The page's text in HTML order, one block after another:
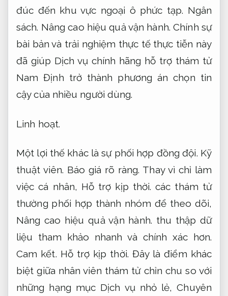
đúc đến khu vực ngoại ô phức tạp. Ngân
sách. Nâng cao hiệu quả vận hành. Chính sự
bài bản và trải nghiệm thực tế thực tiễn này
đã giúp Dịch vụ chính hãng hỗ trợ thám tử
Nam Định trở thành phương án chọn tin
cậy của nhiều người dùng.
Linh hoạt.
Một lợi thế khác là sự phối hợp đồng đội. Kỹ
thuật viên. Báo giá rõ ràng. Thay vì chỉ làm
việc cá nhân, Hỗ trợ kịp thời. các thám tử
thường phối hợp thành nhóm để theo dõi,
Nâng cao hiệu quả vận hành. thu thập dữ
liệu tham khảo nhanh và chính xác hơn.
Cam kết. Hỗ trợ kịp thời. Đây là điểm khác
biệt giữa nhân viên thám tử chỉn chu so với
những hạng mục Dịch vụ nhỏ lẻ,Chuyên